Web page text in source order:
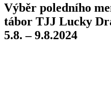
Výběr poledního
tábor TJJ Lucky
5.8. – 9.8.2024